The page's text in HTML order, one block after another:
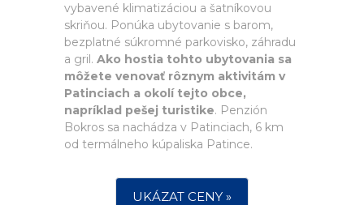
vybavené klimatizáciou a šatníkovou
skriňou. Ponúka ubytovanie s barom,
bezplatné súkromné parkovisko, záhradu
a gril. Ako hostia tohto ubytovania sa
môžete venovať rôznym aktivitám v
Patinciach a okolí tejto obce,
napríklad pešej turistike. Penzión
Bokros sa nachádza v Patinciach, 6 km
od termálneho kúpaliska Patince.
UKÁZAT CENY »